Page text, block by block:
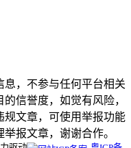
，不参与任何平台相关
信誉度，如觉有风险，
规文章，可使用举报功能
报文章，谢谢合作。